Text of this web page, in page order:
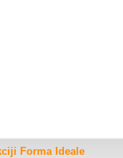
Forma Ideale